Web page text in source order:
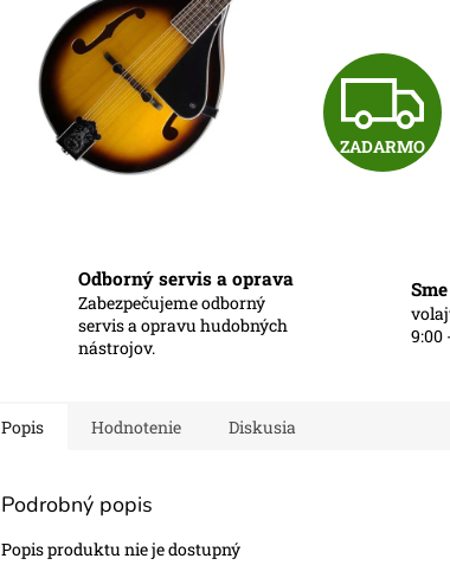
Z
A
ZADARMO
Odborný servis a oprava
Zabezpečujeme odborný
servis a opravu hudobných
nástrojov.
9:00
Popis Hodnotenie Diskusia
Podrobný popis
Popis produktu nie je dostupný